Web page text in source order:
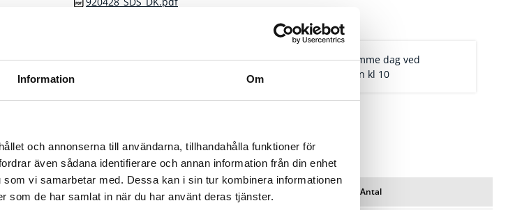
Information Om
och annonserna till användarna, tillhandahålla funktioner för
även sådana identifierare och annan information från din enhet
vi samarbetar med. Dessa kan i sin tur kombinera informationen
som de har samlat in när du har använt deras tjänster.
Afsendelse samme dag ved
bestilling inden kl 10
Pk
Nulstil
Pris/pk
Nulstil
FavoritterAntal